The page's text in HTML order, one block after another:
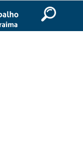
Ir para o rodapé